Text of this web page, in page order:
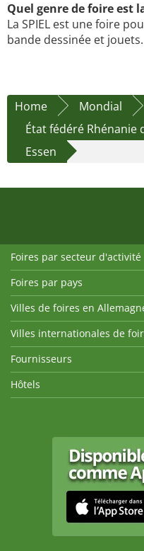
Quel genre de foire est
La SPIEL est une foire
bande dessinée et jouets.
Home Mondial
État fédéré Rhénanie
Essen
Foires par secteur d'activité
Foires par pays
Villes de foires en
Villes internationales de
Fournisseurs
Hôtels